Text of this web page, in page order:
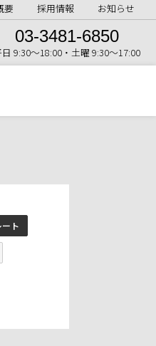
要 採用情報 お知らせ
03-3481-6850
9:30〜18:00・土曜 9:30〜17:00
ト